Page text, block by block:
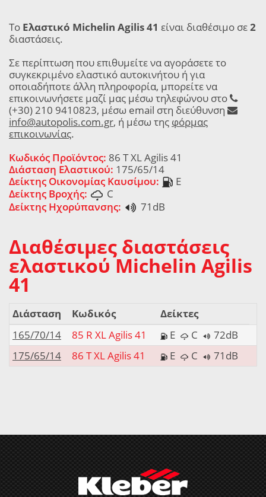
Το Ελαστικό Michelin Agilis 41 είναι διαθέσιμο σε2
διαστάσεις.
Σε περίπτωση που επιθυμείτε να αγοράσετε το
συγκεκριμένο ελαστικό αυτοκινήτου ή για
οποιαδήποτε άλλη πληροφορία, μπορείτε να
επικοινωνήσετε μαζί μας μέσω τηλεφώνου στο
(+30) 210 9410823, μέσω email στη διεύθυνση
info@autopolis.com.gr, ή μέσω της φόρμας
επικοινωνίας.
Κωδικός Προϊόντος: 86 T XL Agilis 41
Διάσταση Ελαστικού: 175/65/14
Δείκτης Οικονομίας Καυσίμου:
E
Δείκτης Βροχής:
C
Δείκτης Ηχορύπανσης:
71dB
Διαθέσιμες διαστάσεις
ελαστικού Michelin Agilis
41
Διάσταση Κωδικός
Δείκτες
165/70/14
85 R XL Agilis 41 E C
72dB
175/65/14
86 T XL Agilis 41 E C 71dB